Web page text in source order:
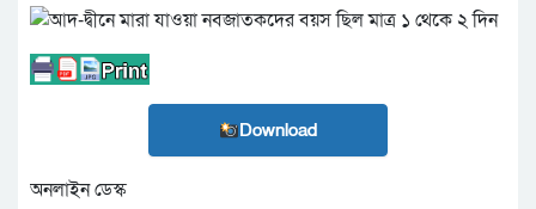
Download
অনলাইন ডেস্ক